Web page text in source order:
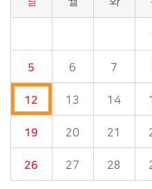
시정소식>시정 캘린더 게시판의 (2022년 06월) 달력형태로 일정명, 일정내용을 제공합니다.
5 6 7
12 13 14
19 20 21
26 27 28